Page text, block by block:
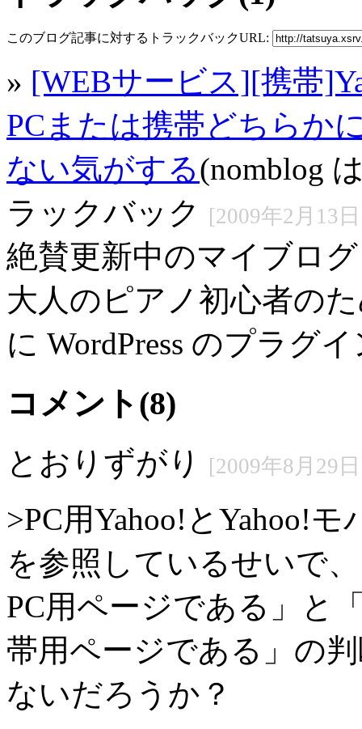
このブログ記事に対するトラックバックURL:
» [WEBサービス][携帯
PCまたは携帯どちらか
ない気がする(nomblog
ラックバック
[2009年2月13
絶賛更新中のマイブロ
大人のピアノ初心者の
に WordPress のプラグ
コメント(8)
とおりずがり [2009年8月29
>PC用Yahoo!とYahoo!
を参照しているせいで
PC用ページである」と
帯用ページである」の
ないだろうか？